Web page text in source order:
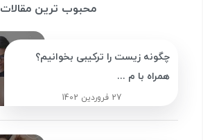
محبوب ترین مقالات
چگونه زیست را ترکیبی بخوانیم؟
همراه با م ...
27 فروردین 1402